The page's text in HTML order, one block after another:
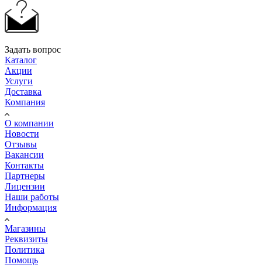
Задать вопрос
Каталог
Акции
Услуги
Доставка
Компания
О компании
Новости
Отзывы
Вакансии
Контакты
Партнеры
Лицензии
Наши работы
Информация
Магазины
Реквизиты
Политика
Помощь